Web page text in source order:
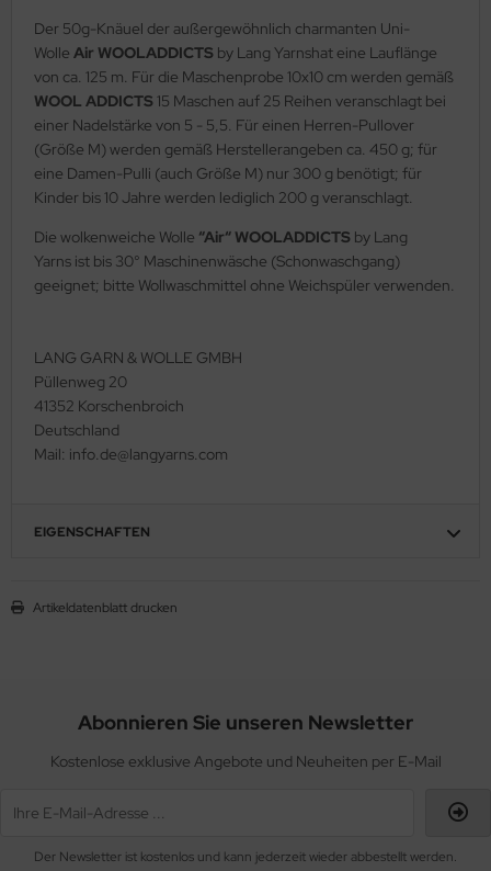
Der 50g-Knäuel der außergewöhnlich charmanten Uni-
Wolle Air WOOLADDICTS by Lang Yarnshat eine Lauflänge
von ca. 125 m. Für die Maschenprobe 10x10 cm werden gemäß
WOOL ADDICTS 15 Maschen auf 25 Reihen veranschlagt bei
einer Nadelstärke von 5 - 5,5. Für einen Herren-Pullover
(Größe M) werden gemäß Herstellerangeben ca. 450 g; für
eine Damen-Pulli (auch Größe M) nur 300 g benötigt; für
Kinder bis 10 Jahre werden lediglich 200 g veranschlagt.
Die wolkenweiche Wolle “Air“ WOOLADDICTS by Lang
Yarns ist bis 30° Maschinenwäsche (Schonwaschgang)
geeignet; bitte Wollwaschmittel ohne Weichspüler verwenden.
LANG GARN & WOLLE GMBH
Püllenweg 20
41352 Korschenbroich
Deutschland
Mail: info.de@langyarns.com
EIGENSCHAFTEN
Artikeldatenblatt drucken
Abonnieren Sie unseren Newsletter
Kostenlose exklusive Angebote und Neuheiten per E-Mail
Der Newsletter ist kostenlos und kann jederzeit wieder abbestellt werden.